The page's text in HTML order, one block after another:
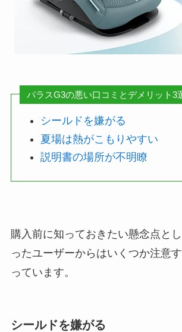
パラスG3の悪い口コミとデメリット3
シールドを嫌がる
夏場は熱がこもりやすい
説明書の場所が不明瞭
購入前に知っておきたい懸念点と
ったユーザーからはいくつか注意
っています。
シールドを嫌がる